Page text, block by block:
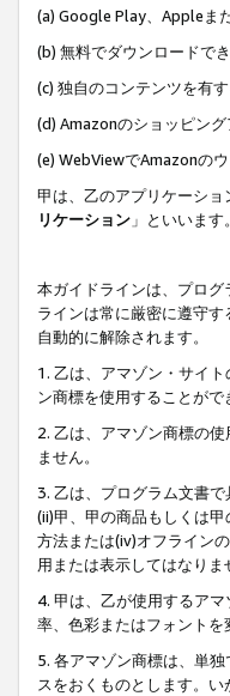
(a) Google Play、Appleま
(b) 無料でダウンロードで
(c) 独自のコンテンツを有
(d) Amazonのショッピン
(e) WebViewでAmazonの
甲は、乙のアプリケーショ
リケーション 」といいます。
本ガイドラインは、プロ
ラインは常に厳密に遵守
自動的に解除されます。
1. 乙は、アマゾン・サイ
ン商標を使用することがで
2. 乙は、アマゾン商標の
ません。
3. 乙は、プログラム文書
(ii)甲、甲の商品もしくは
方法または(iv)オフライン
用または表示してはなりま
4. 甲は、乙が使用するア
率、色彩またはフォント
5. 各アマゾン商標は、単
スをおくものとします。